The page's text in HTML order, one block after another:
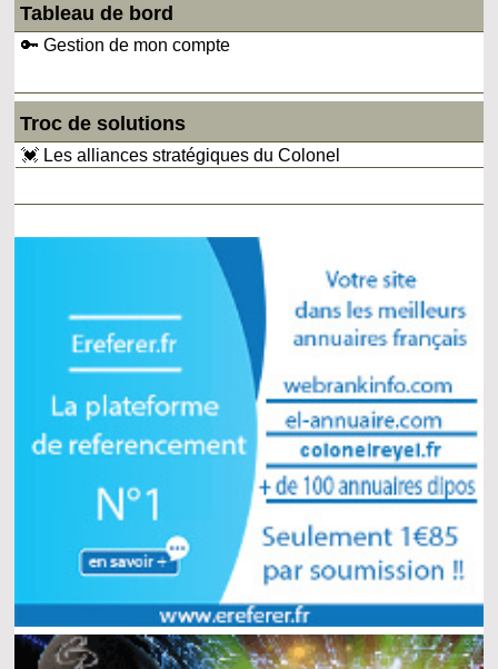
Tableau de bord
🔑 Gestion de mon compte
Troc de solutions
💓 Les alliances stratégiques du Colonel